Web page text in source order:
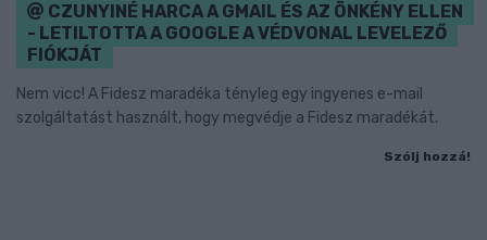
CZUNYINÉ HARCA A GMAIL ÉS AZ ÖNKÉNY ELLEN
- LETILTOTTA A GOOGLE A VÉDVONAL LEVELEZŐ
FIÓKJÁT
Nem vicc! A Fidesz maradéka tényleg egy ingyenes e-mail
szolgáltatást használt, hogy megvédje a Fidesz maradékát.
Szólj hozzá!